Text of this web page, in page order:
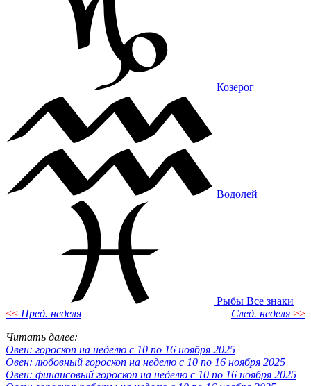
Козерог
Водолей
Рыбы Все знаки
<< Пред. неделя След. неделя >>
Читать далее:
Овен: гороскоп на неделю с 10 по 16 ноября 2025
Овен: любовный гороскоп на неделю с 10 по 16 ноября 2025
Овен: финансовый гороскоп на неделю с 10 по 16 ноября 2025